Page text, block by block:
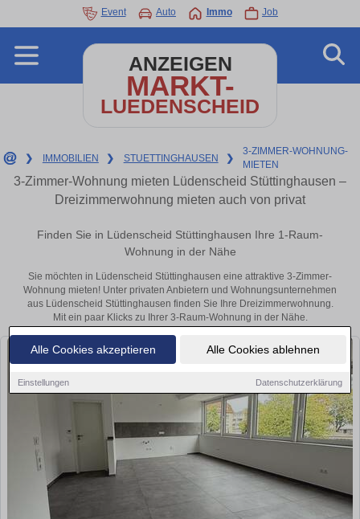
Alle Cookies akzeptieren Alle Cookies ablehnen
Einstellungen Datenschutzerklärung
Event Auto Immo Job
ANZEIGEN
MARKT-
LUEDENSCHEID
❯ IMMOBILIEN ❯ STUETTINGHAUSEN ❯
3-ZIMMER-WOHNUNG-
MIETEN
3-Zimmer-Wohnung mieten Lüdenscheid Stüttinghausen –
Dreizimmerwohnung mieten auch von privat
Finden Sie in Lüdenscheid Stüttinghausen Ihre 1-Raum-
Wohnung in der Nähe
Sie möchten in Lüdenscheid Stüttinghausen eine attraktive 3-Zimmer-
Wohnung mieten! Unter privaten Anbietern und Wohnungsunternehmen
aus Lüdenscheid Stüttinghausen finden Sie Ihre Dreizimmerwohnung.
Mit ein paar Klicks zu Ihrer 3-Raum-Wohnung in der Nähe.